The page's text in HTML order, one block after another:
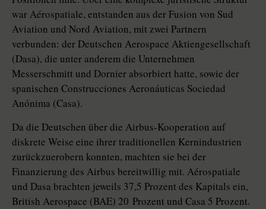
war Aérospatiale, entstanden aus der Fu­sion von Sud
Aviation und Nord Aviation, mit zwei Partnern
verbunden: der Deutschen Aerospace Aktiengesellschaft
(Dasa), die unter anderem die Unternehmen
Messerschmitt und Dornier absorbiert hatte, sowie der
spanischen Construcciones Aeronáuticas Sociedad
Anónima (Casa).
Da die Deutschen über die Airbus-Kooperation auf
diskrete Weise eine ihrer traditionellen Kernindustrien
zurückzuerobern konnten, machten sie bei der
Finanzierung des Airbus bereitwillig mit. Aérospatiale
und Dasa brachten jeweils 37,5 Prozent des Kapitals ein,
British Aerospace (BAE) 20 Prozent und Casa 5 Prozent.